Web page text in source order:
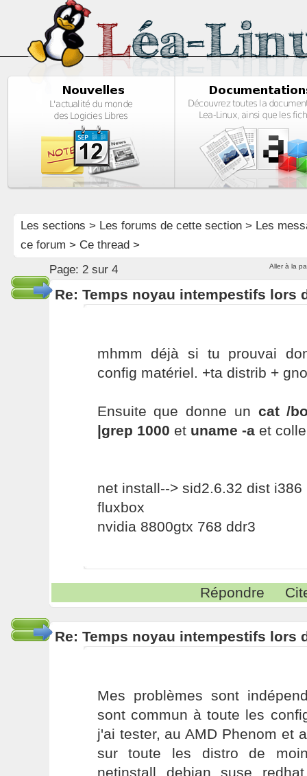
Les sections > Les forums de cette section> Les
ce forum > Ce thread >
Aller à la
Page: 2 sur 4
Re: Temps noyau intempestifs lors
mhmm déjà si tu prouvai
config matériel. +ta distrib +
Ensuite que donne un cat /
|grep 1000 et uname -aet
net install--> sid2.6.32 dist i386
fluxbox
nvidia 8800gtx 768 ddr3
Répondre
Re: Temps noyau intempestifs lors
Mes problèmes sont
sont commun à toute les
j'ai tester, au AMD Phenom et
sur toute les distro de
netinstall, debian, suse,